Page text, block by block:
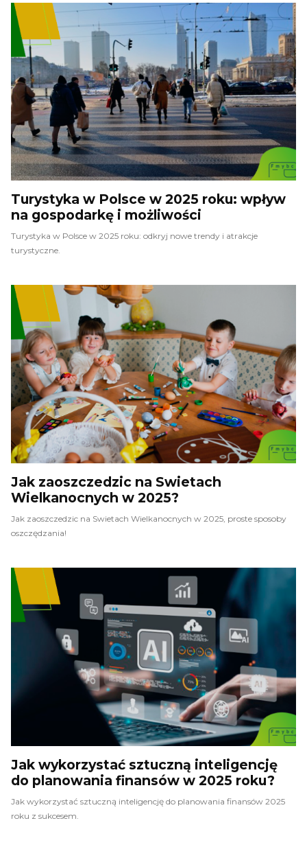
Turystyka w Polsce w 2025 roku: wpływ
na gospodarkę i możliwości
Turystyka w Polsce w 2025 roku: odkryj nowe trendy i atrakcje
turystyczne.
Jak zaoszczedzic na Swietach
Wielkanocnych w 2025?
Jak zaoszczedzic na Swietach Wielkanocnych w 2025, proste sposoby
oszczędzania!
Jak wykorzystać sztuczną inteligencję
do planowania finansów w 2025 roku?
Jak wykorzystać sztuczną inteligencję do planowania finansów 2025
roku z sukcesem.